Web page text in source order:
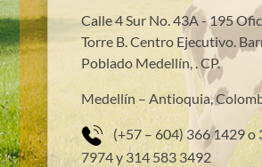
Calle 4 Sur No. 43A - 195
Torre B. Centro Ejecutivo.
Poblado Medellín, . CP.
Medellín – Antioquia,
(+57 – 604) 366 1429 o
7974 y 314 583 3492